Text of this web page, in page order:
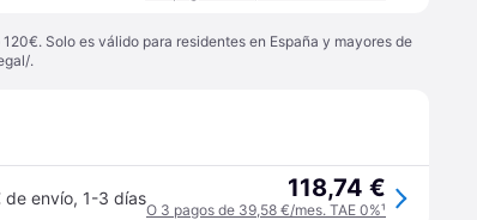
Solo es válido para residentes en España y mayores de
.
de envío, 1-3 días 118,74 €
O 3 pagos de 39,58 €/mes. TAE 0%¹